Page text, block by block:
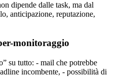
dipende dalle task, ma dal
anticipazione, reputazione,
monitoraggio
su tutto: - mail che potrebbe
incombente, - possibilità di